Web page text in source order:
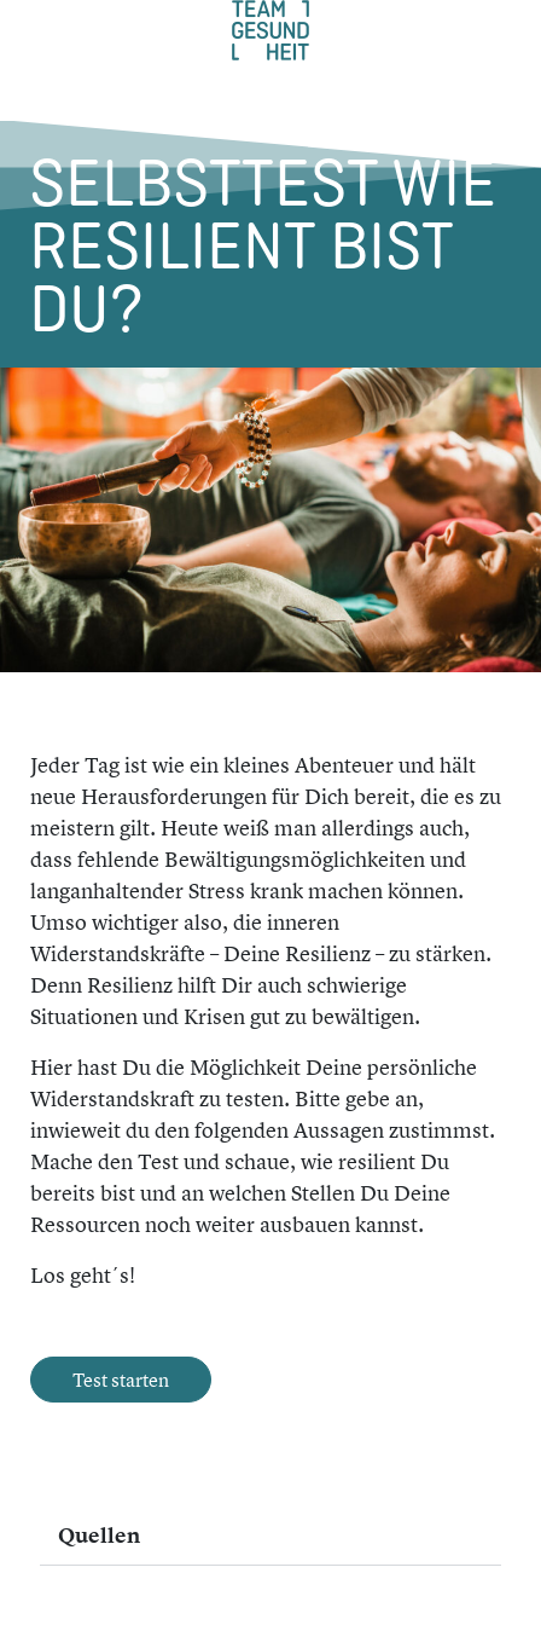
SELBSTTEST WIE
RESILIENT BIST
DU?
Jeder Tag ist wie ein kleines Abenteuer und hält
neue Herausforderungen für Dich bereit, die es zu
meistern gilt. Heute weiß man allerdings auch,
dass fehlende Bewältigungsmöglichkeiten und
langanhaltender Stress krank machen können.
Umso wichtiger also, die inneren
Widerstandskräfte – Deine Resilienz – zu stärken.
Denn Resilienz hilft Dir auch schwierige
Situationen und Krisen gut zu bewältigen.
Hier hast Du die Möglichkeit Deine persönliche
Widerstandskraft zu testen. Bitte gebe an,
inwieweit du den folgenden Aussagen zustimmst.
Mache den Test und schaue, wie resilient Du
bereits bist und an welchen Stellen Du Deine
Ressourcen noch weiter ausbauen kannst.
Los geht´s!
Quellen